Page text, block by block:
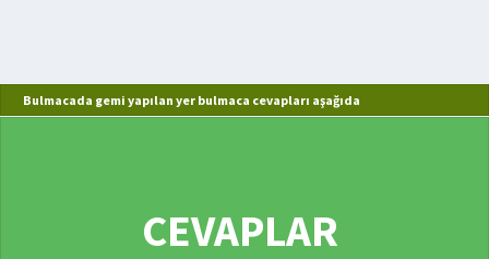
Bulmacada gemi yapılan yer bulmaca cevapları aşağıda
CEVAPLAR